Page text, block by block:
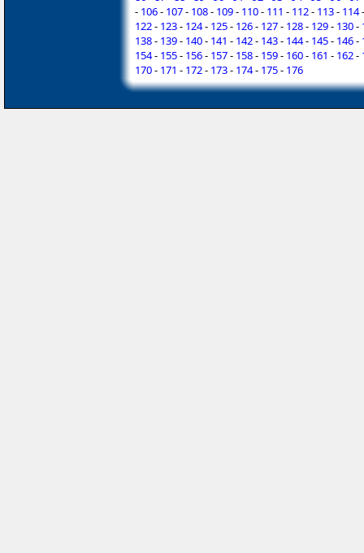
- 106- 107- 108- 109- 110- 111 - 112- 113- 114
122- 123- 124- 125- 126- 127- 128- 129- 130-
138- 139- 140- 141 - 142- 143- 144- 145- 146-
154- 155- 156- 157- 158- 159- 160- 161 - 162-
170- 171 - 172- 173- 174- 175- 176